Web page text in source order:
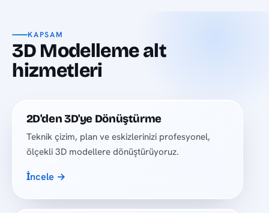
KAPSAM
3D Modelleme alt
hizmetleri
2D'den 3D'ye Dönüştürme
Teknik çizim, plan ve eskizlerinizi profesyonel,
ölçekli 3D modellere dönüştürüyoruz.
İncele →